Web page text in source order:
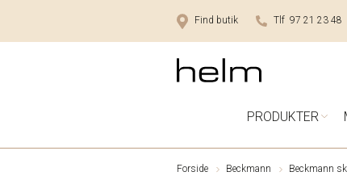
Find butik Tlf 97 21 23 48
PRODUKTER
Forside Beckmann Beckmann